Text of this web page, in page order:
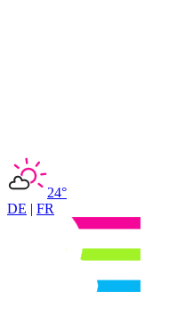
24°
DE | FR